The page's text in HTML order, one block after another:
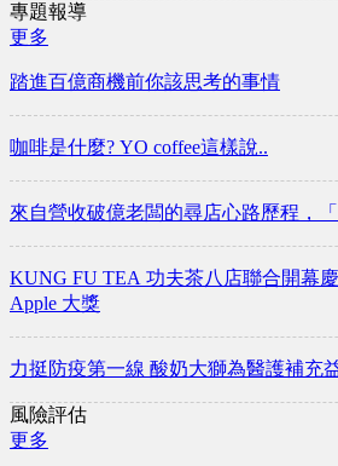
專題報導
更多
踏進百億商機前你該思考的事情
咖啡是什麼? YO coffee這樣說..
來自營收破億老闆的尋店心路歷程，
KUNG FU TEA 功夫茶八店聯合開幕
Apple 大獎
力挺防疫第一線 酸奶大獅為醫護補充
風險評估
更多